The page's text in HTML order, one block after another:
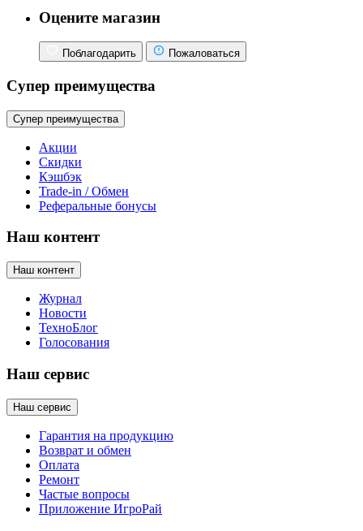
Оцените магазин
Поблагодарить Пожаловаться
Супер преимущества
Супер преимущества
Акции
Скидки
Кэшбэк
Trade-in / Обмен
Реферальные бонусы
Наш контент
Наш контент
Журнал
Новости
ТехноБлог
Голосования
Наш сервис
Наш сервис
Гарантия на продукцию
Возврат и обмен
Оплата
Ремонт
Частые вопросы
Приложение ИгроРай